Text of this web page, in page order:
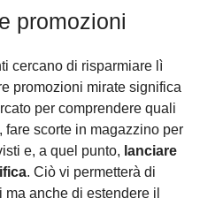
promozioni
cercano di risparmiare lì
promozioni mirate significa
per comprendere quali
fare scorte in magazzino per
e, a quel punto, lanciare
. Ciò vi permetterà di
anche di estendere il